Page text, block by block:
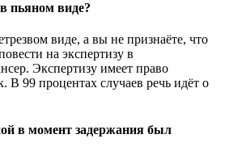
пьяном виде?
виде, а вы не признаёте, что
на экспертизу в
Экспертизу имеет право
В 99 процентах случаев речь идёт о
в момент задержания был